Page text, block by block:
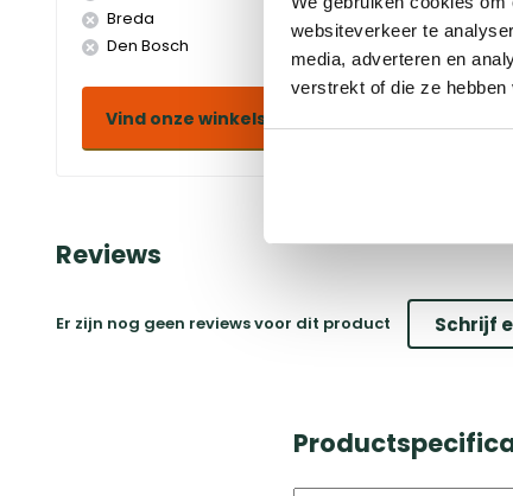
websiteverkeer te
media, adverteren en
verstrekt of die ze
Breda
Den Bosch
Duiven
Vind onze winkels
Reviews
Er zijn nog geen reviews voor dit product Schrijf